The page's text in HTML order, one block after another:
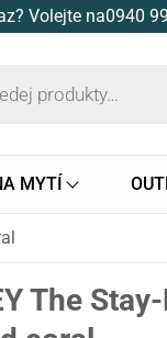
Volejte na0940
MYTÍ
The